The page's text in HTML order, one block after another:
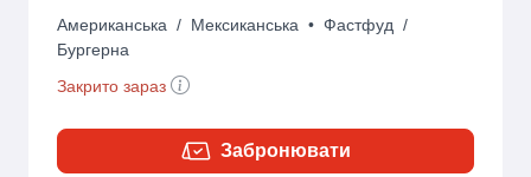
Американська / Мексиканська • Фастфуд /
Бургерна
Закрито зараз
Забронювати